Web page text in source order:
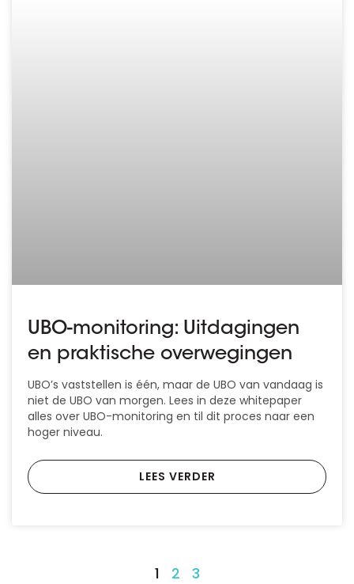
UBO-monitoring: Uitdagingen
en praktische overwegingen
UBO’s vaststellen is één, maar de UBO van vandaag is
niet de UBO van morgen. Lees in deze whitepaper
alles over UBO-monitoring en til dit proces naar een
hoger niveau.
LEES VERDER
1 2 3